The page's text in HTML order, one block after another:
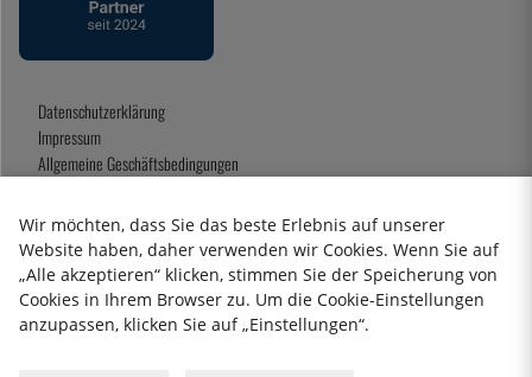
Datenschutzerklärung
Impressum
Allgemeine Geschäftsbedingungen
2026 KitchenLab AB
Wir möchten, dass Sie das beste Erlebnis auf unserer
Website haben, daher verwenden wir Cookies. Wenn Sie auf
„Alle akzeptieren“ klicken, stimmen Sie der Speicherung von
Cookies in Ihrem Browser zu. Um die Cookie-Einstellungen
anzupassen, klicken Sie auf „Einstellungen“.